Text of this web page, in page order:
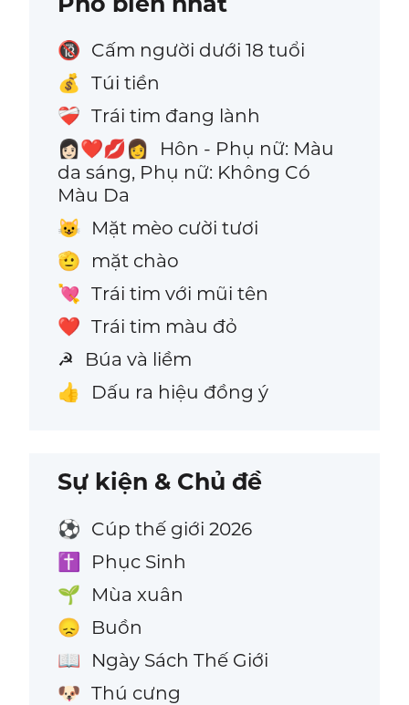
🔞 Cấm người dưới 18 tuổi
💰 Túi tiền
❤️‍🩹 Trái tim đang lành
👩🏻‍❤️‍💋‍👩
Hôn - Phụ nữ: Màu
da sáng, Phụ nữ: Không Có
Màu Da
😺 Mặt mèo cười tươi
🫡 mặt chào
💘 Trái tim với mũi tên
❤️ Trái tim màu đỏ
☭ Búa và liềm
👍 Dấu ra hiệu đồng ý
Sự kiện & Chủ đề
⚽ Cúp thế giới 2026
✝️ Phục Sinh
🌱 Mùa xuân
😞 Buồn
📖 Ngày Sách Thế Giới
🐶 Thú cưng